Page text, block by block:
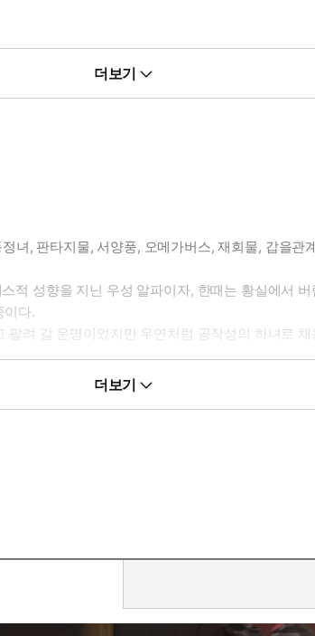
더보기
녀, 판타지물, 서양풍, 오메가버스, 재회물, 갑을
적 성향을 지닌 우성 알파이자, 한때는 황실에서
이다.
려 갈 운명이었지만 우연처럼 공작성의 하녀로
주가 보고 싶다면더보기